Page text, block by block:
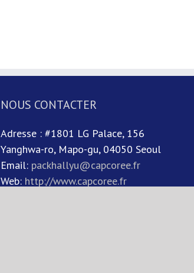
NOUS CONTACTER
Adresse : #1801 LG Palace, 156
Yanghwa-ro, Mapo-gu, 04050 Seoul
Email: packhallyu@capcoree.fr
Web: http://www.capcoree.fr